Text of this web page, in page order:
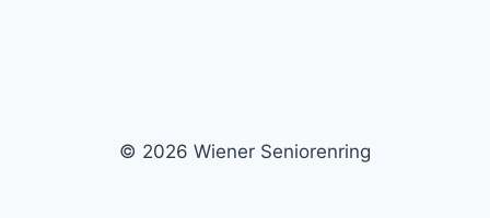
© 2026 Wiener Seniorenring